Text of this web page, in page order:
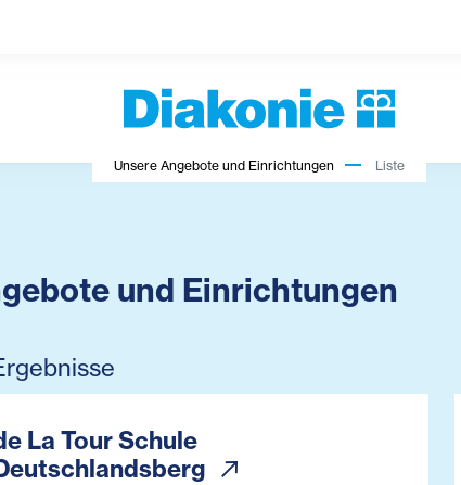
Unsere Angebote und Einrichtungen Liste
Filter und Einrichtungen
La Tour Schule